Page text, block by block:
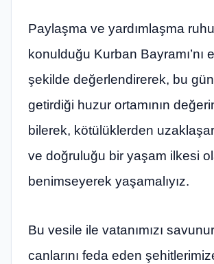
Paylaşma ve yardımlaşma
konulduğu Kurban Bayramı’nı
şekilde değerlendirerek, bu
getirdiği huzur ortamının
bilerek, kötülüklerden
ve doğruluğu bir yaşam ilkesi
benimseyerek yaşamalıyız.
Bu vesile ile vatanımızı
canlarını feda eden